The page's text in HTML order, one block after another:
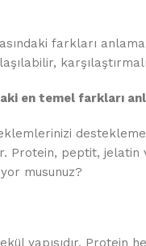
farkları
en temel farkları
Protein, peptit, jelatin
musunuz?
yapısıdır. Protein